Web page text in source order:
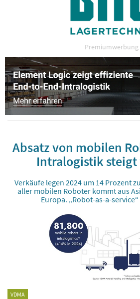
Premiumwerbung
Absatz von mobilen
Intralogistik
Verkäufe legen 2024 um 14 Prozent
aller mobilen Roboter kommt aus
Europa. „Robot-as-a-
VDMA